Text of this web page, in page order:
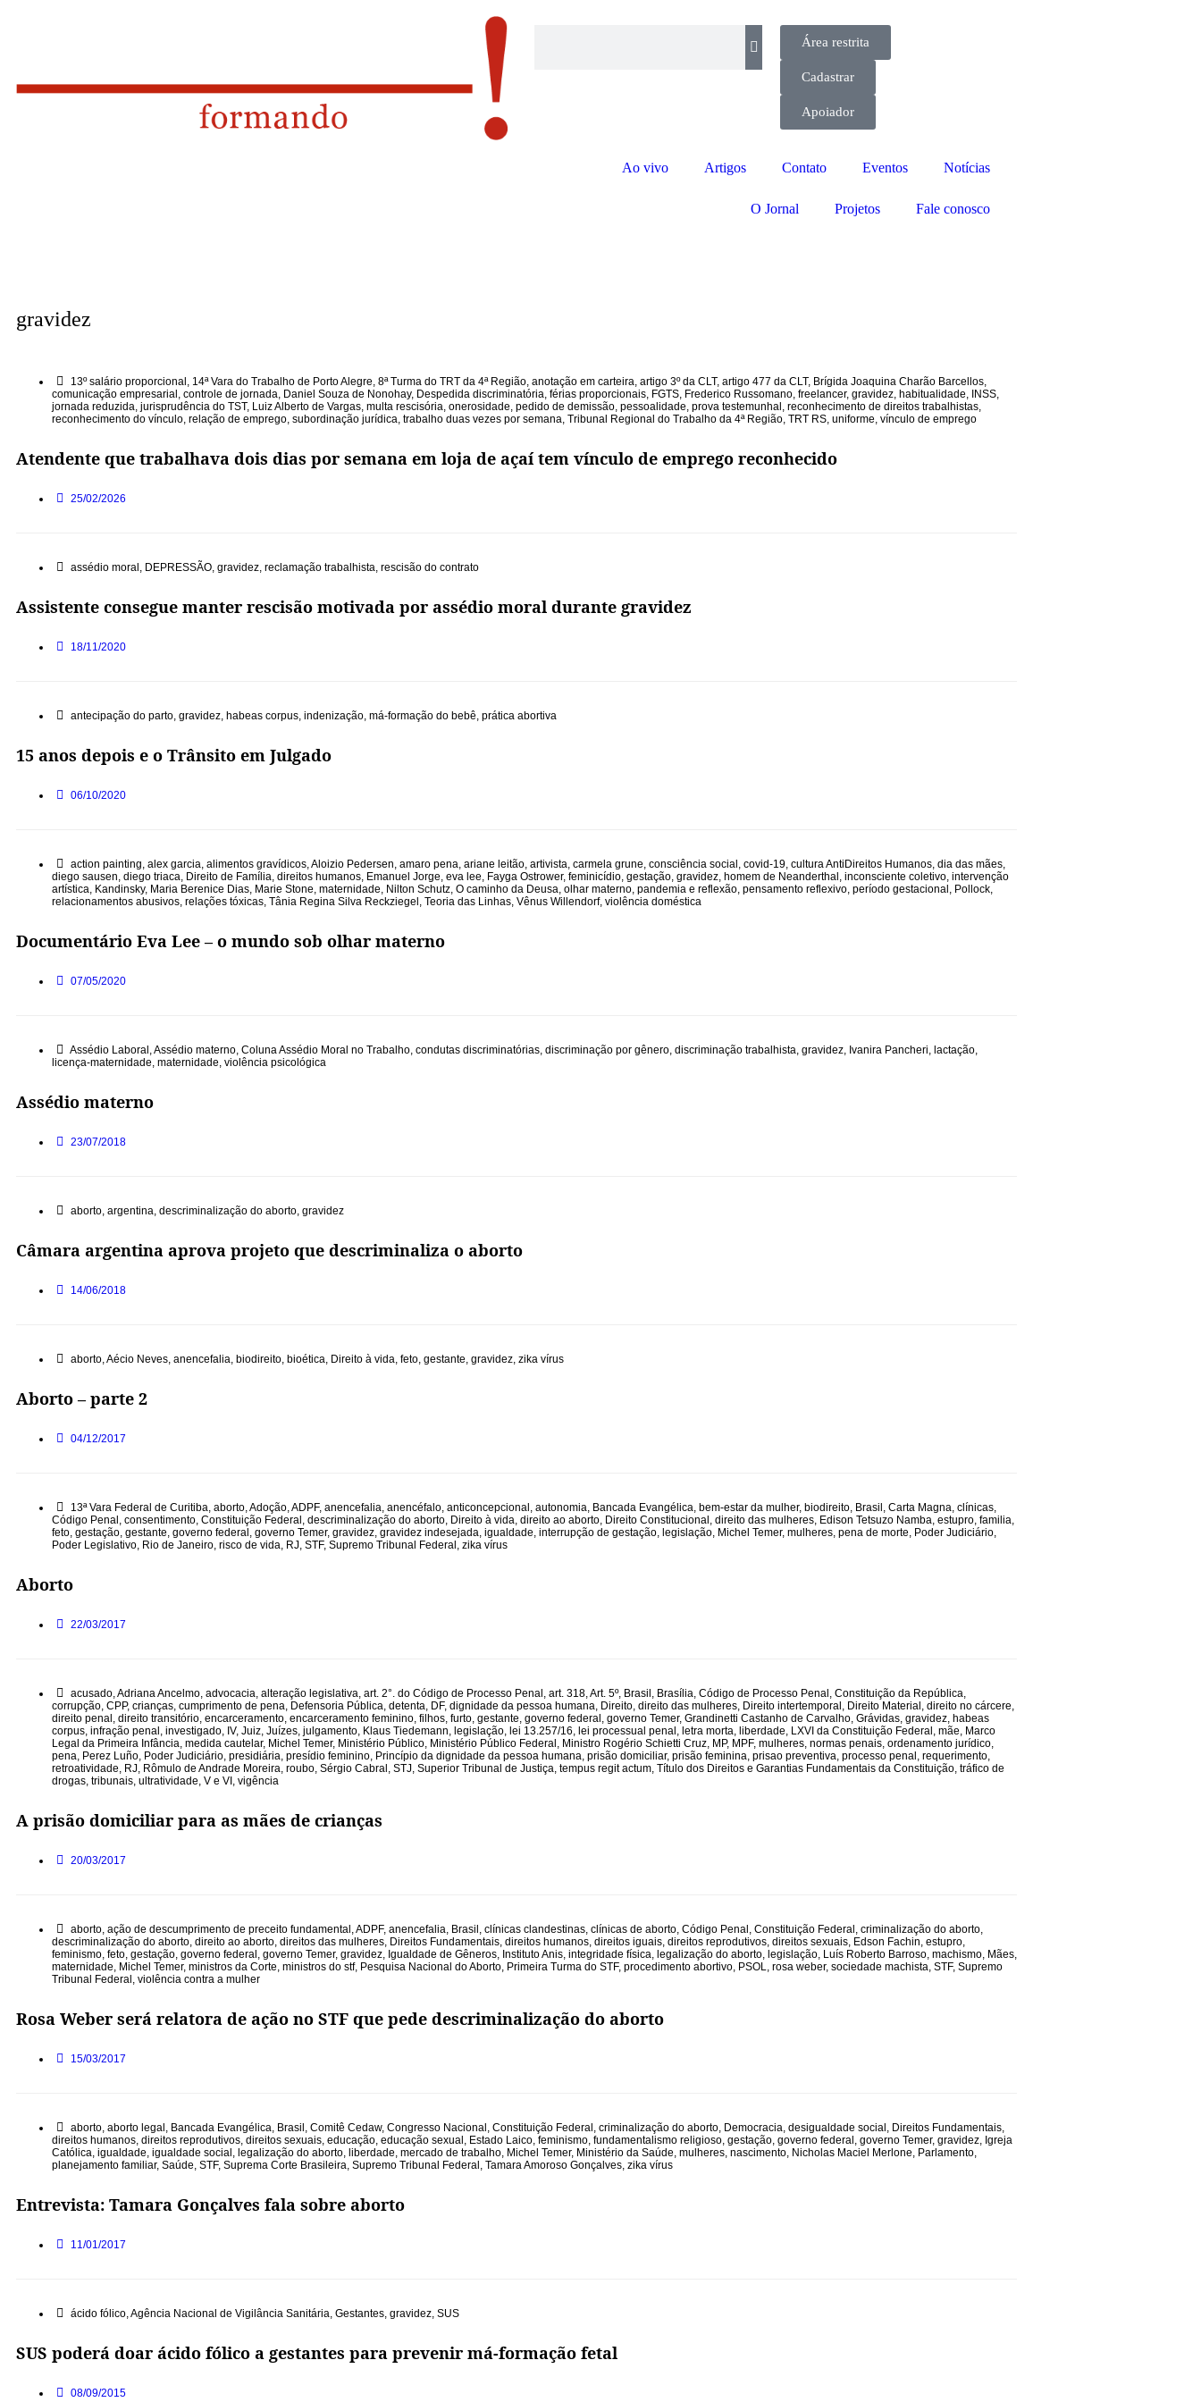
Área restrita
Cadastrar
Apoiador
Ao vivo Artigos Contato Eventos Notícias
O Jornal Projetos Fale conosco
gravidez
13º salário proporcional , 14ª Vara do Trabalho de Porto Alegre, 8ª Turma do TRT da 4ª Região, anotação em carteira, artigo 3º da CLT, artigo 477 da CLT, Brígida Joaquina Charão Barcellos,
comunicação empresarial , controle de jornada, Daniel Souza de Nonohay, Despedida discriminatória, férias proporcionais, FGTS, Frederico Russomano, freelancer, gravidez, habitualidade, INSS,
jornada reduzida, jurisprudência do TST, Luiz Alberto de Vargas, multa rescisória, onerosidade, pedido de demissão, pessoalidade, prova testemunhal , reconhecimento de direitos trabalhistas,
reconhecimento do vínculo, relação de emprego, subordinação jurídica, trabalho duas vezes por semana, Tribunal Regional do Trabalho da 4ª Região, TRT RS, uniforme, vínculo de emprego
Atendente que trabalhava dois dias por semana em loja de açaí tem vínculo de emprego reconhecido
25/02/2026
assédio moral , DEPRESSÃO, gravidez, reclamação trabalhista, rescisão do contrato
Assistente consegue manter rescisão motivada por assédio moral durante gravidez
18/11/2020
antecipação do parto, gravidez, habeas corpus, indenização, má-formação do bebê, prática abortiva
15 anos depois e o Trânsito em Julgado
06/10/2020
action painting, alex garcia, alimentos gravídicos,Aloizio Pedersen, amaro pena, ariane leitão, artivista, carmela grune, consciência social , covid-19, cultura AntiDireitos Humanos, dia das mães,
diego sausen, diego triaca, Direito de Família, direitos humanos, Emanuel Jorge, eva lee, Fayga Ostrower, feminicídio, gestação, gravidez, homem de Neanderthal , inconsciente coletivo, intervenção
artística, Kandinsky, Maria Berenice Dias, Marie Stone, maternidade, Nilton Schutz, O caminho da Deusa, olhar materno, pandemia e reflexão, pensamento reflexivo, período gestacional , Pollock,
relacionamentos abusivos, relações tóxicas, Tânia Regina Silva Reckziegel , Teoria das Linhas, Vênus Willendorf, violência doméstica
Documentário Eva Lee – o mundo sob olhar materno
07/05/2020
Assédio Laboral ,Assédio materno, Coluna Assédio Moral no Trabalho, condutas discriminatórias, discriminação por gênero, discriminação trabalhista, gravidez, Ivanira Pancheri, lactação,
licença-maternidade, maternidade, violência psicológica
Assédio materno
23/07/2018
aborto, argentina, descriminalização do aborto, gravidez
Câmara argentina aprova projeto que descriminaliza o aborto
14/06/2018
aborto,Aécio Neves, anencefalia, biodireito, bioética, Direito à vida, feto, gestante, gravidez, zika vírus
Aborto – parte 2
04/12/2017
13ª Vara Federal de Curitiba, aborto,Adoção,ADPF, anencefalia, anencéfalo, anticoncepcional , autonomia, Bancada Evangélica, bem-estar da mulher, biodireito, Brasil , Carta Magna, clínicas,
Código Penal , consentimento, Constituição Federal , descriminalização do aborto, Direito à vida, direito ao aborto, Direito Constitucional , direito das mulheres, Edison Tetsuzo Namba, estupro, familia,
feto, gestação, gestante, governo federal , governo Temer, gravidez, gravidez indesejada, igualdade, interrupção de gestação, legislação, Michel Temer, mulheres, pena de morte, Poder Judiciário,
Poder Legislativo, Rio de Janeiro, risco de vida, RJ, STF, Supremo Tribunal Federal , zika vírus
Aborto
22/03/2017
acusado,Adriana Ancelmo, advocacia, alteração legislativa, art. 2°. do Código de Processo Penal , art. 318,Art. 5º, Brasil , Brasília, Código de Processo Penal , Constituição da República,
corrupção, CPP, crianças, cumprimento de pena, Defensoria Pública, detenta, DF, dignidade da pessoa humana, Direito, direito das mulheres, Direito intertemporal , Direito Material , direito no cárcere,
direito penal , direito transitório, encarceramento, encarceramento feminino, filhos, furto, gestante, governo federal , governo Temer, Grandinetti Castanho de Carvalho, Grávidas, gravidez, habeas
corpus, infração penal , investigado, IV, Juiz, Juízes, julgamento, Klaus Tiedemann, legislação, lei 13.257/16, lei processual penal , letra morta, liberdade, LXVI da Constituição Federal , mãe, Marco
Legal da Primeira Infância, medida cautelar, Michel Temer, Ministério Público, Ministério Público Federal , Ministro Rogério Schietti Cruz, MP, MPF, mulheres, normas penais, ordenamento jurídico,
pena, Perez Luño, Poder Judiciário, presidiária, presídio feminino, Princípio da dignidade da pessoa humana, prisão domiciliar, prisão feminina, prisao preventiva, processo penal , requerimento,
retroatividade, RJ, Rômulo de Andrade Moreira, roubo, Sérgio Cabral , STJ, Superior Tribunal de Justiça, tempus regit actum, Título dos Direitos e Garantias Fundamentais da Constituição, tráfico de
drogas, tribunais, ultratividade, V e VI , vigência
A prisão domiciliar para as mães de crianças
20/03/2017
aborto, ação de descumprimento de preceito fundamental ,ADPF, anencefalia, Brasil , clínicas clandestinas, clínicas de aborto, Código Penal , Constituição Federal , criminalização do aborto,
descriminalização do aborto, direito ao aborto, direitos das mulheres, Direitos Fundamentais, direitos humanos, direitos iguais, direitos reprodutivos, direitos sexuais, Edson Fachin, estupro,
feminismo, feto, gestação, governo federal , governo Temer, gravidez, Igualdade de Gêneros, Instituto Anis, integridade física, legalização do aborto, legislação, Luís Roberto Barroso, machismo, Mães,
maternidade, Michel Temer, ministros da Corte, ministros do stf, Pesquisa Nacional do Aborto, Primeira Turma do STF, procedimento abortivo, PSOL, rosa weber, sociedade machista, STF, Supremo
Tribunal Federal , violência contra a mulher
Rosa Weber será relatora de ação no STF que pede descriminalização do aborto
15/03/2017
aborto, aborto legal , Bancada Evangélica, Brasil , Comitê Cedaw, Congresso Nacional , Constituição Federal , criminalização do aborto, Democracia, desigualdade social , Direitos Fundamentais,
direitos humanos, direitos reprodutivos, direitos sexuais, educação, educação sexual , Estado Laico, feminismo, fundamentalismo religioso, gestação, governo federal , governo Temer, gravidez, Igreja
Católica, igualdade, igualdade social , legalização do aborto, liberdade, mercado de trabalho, Michel Temer, Ministério da Saúde, mulheres, nascimento, Nicholas Maciel Merlone, Parlamento,
planejamento familiar, Saúde, STF, Suprema Corte Brasileira, Supremo Tribunal Federal , Tamara Amoroso Gonçalves, zika vírus
Entrevista: Tamara Gonçalves fala sobre aborto
11/01/2017
ácido fólico,Agência Nacional de Vigilância Sanitária, Gestantes, gravidez, SUS
SUS poderá doar ácido fólico a gestantes para prevenir má-formação fetal
08/09/2015